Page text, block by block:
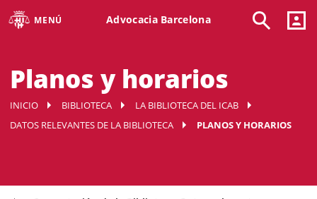
MENÚ Advocacia Barcelona
Planos y horarios
INICIO BIBLIOTECA
LA BIBLIOTECA DEL ICAB
DATOS RELEVANTES DE LA BIBLIOTECA
PLANOS Y HORARIOS